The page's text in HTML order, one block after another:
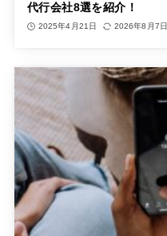
代行会社8選を紹介！
2025年4月21日 2026年8月7日